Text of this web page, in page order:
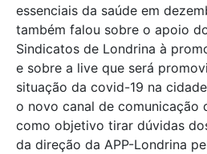
essenciais da saúde em
também falou sobre o apoio
Sindicatos de Londrina à
e sobre a live que será
situação da covid-19 na
o novo canal de comunicação
como objetivo tirar dúvidas
da direção da APP-Londrina